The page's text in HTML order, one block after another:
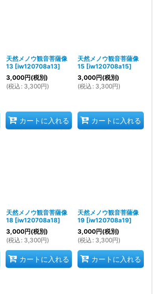
天然メノウ観音菩薩像
13 [iw120708a13]
3,000円(税別)
(税込 : 3,300円)
カートに入れる
天然メノウ観音菩薩像
15 [iw120708a15]
3,000円(税別)
(税込 : 3,300円)
カートに入れる
天然メノウ観音菩薩像
18 [iw120708a18]
3,000円(税別)
(税込 : 3,300円)
カートに入れる
天然メノウ観音菩薩像
19 [iw120708a19]
3,000円(税別)
(税込 : 3,300円)
カートに入れる